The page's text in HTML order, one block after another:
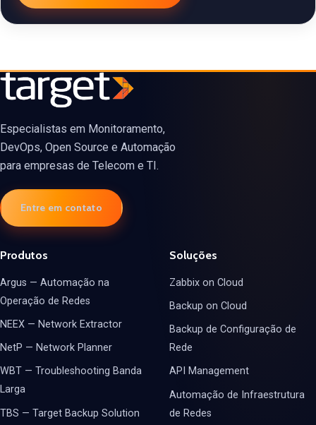
Especialistas em Monitoramento,
DevOps, Open Source e Automação
para empresas de Telecom e TI.
Entre em contato
Produtos
Argus — Automação na
Operação de Redes
NEEX — Network Extractor
NetP — Network Planner
WBT — Troubleshooting Banda
Larga
TBS — Target Backup Solution
Soluções
Zabbix on Cloud
Backup on Cloud
Backup de Configuração de
Rede
API Management
Automação de Infraestrutura
de Redes